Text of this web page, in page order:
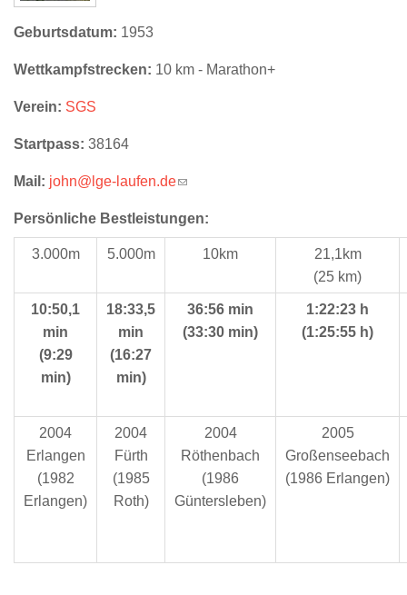
Geburtsdatum: 1953
Wettkampfstrecken: 10 km - Marathon+
Verein: SGS
Startpass: 38164
Mail: john@lge-laufen.de(link sends e-mail)
Persönliche Bestleistungen:
3.000m 5.000m 10km
21,1km
(25 km)
10:50,1
min
(9:29
min)
18:33,5
min
(16:27
min)
36:56 min
(33:30 min)
1:22:23 h
(1:25:55 h)
2004
Erlangen
(1982
Erlangen)
2004
Fürth
(1985
Roth)
2004
Röthenbach
(1986
Güntersleben)
2005
Großenseebach
(1986 Erlangen)